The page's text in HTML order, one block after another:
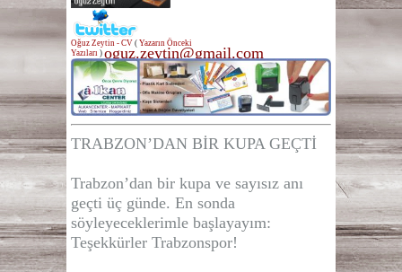
Oğuz Zeytin - CV ( Yazarın Önceki
Yazıları ) oguz.zeytin@gmail.com
TRABZON’DAN BİR KUPA GEÇTİ
Trabzon’dan bir kupa ve sayısız anı
geçti üç günde. En sonda
söyleyeceklerimle başlayayım:
Teşekkürler Trabzonspor!